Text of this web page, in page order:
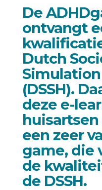
De
ontvangt
Dutch
(DSSH).
deze e-
een zeer
game, die
de
de DSSH.